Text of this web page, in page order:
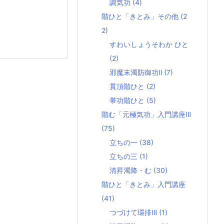
調気功 (4)
階ひと「きとみ」その他 (2
2)
すわいしょうそわか ひと
(2)
邪魔末濁防御功Ⅱ (7)
貫頂階ひと (2)
帯功階ひと (5)
階む「元極気功」入門講座Ⅲ
(75)
立ちの一 (38)
立ちの三 (1)
清昇濁降・む (30)
階ひと「きとみ」入門講座
(41)
つづけて環排Ⅲ (1)